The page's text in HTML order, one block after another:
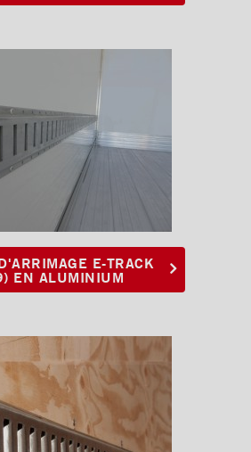
E-TRACK
EN ALUMINIUM